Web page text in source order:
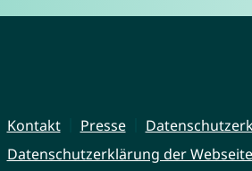
Kontakt Presse
Datenschutzerklärung der Webseite